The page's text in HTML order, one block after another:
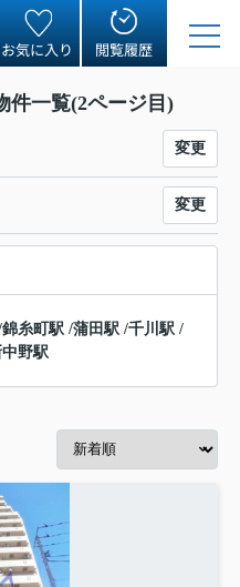
お気に入り 閲覧履歴
件一覧(2ページ目)
変更
変更
錦糸町駅 /蒲田駅 /千川駅 /
中野駅